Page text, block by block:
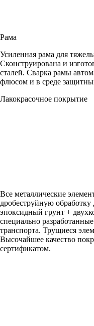
Рама
Усиленная рама для
Сконструирована и
сталей. Сварка рамы
флюсом и в среде
Лакокрасочное покрытие
Все металлические
дробеструйную
эпоксидный грунт +
специально
транспорта. Трущиеся
Высочайшее качество
сертификатом.